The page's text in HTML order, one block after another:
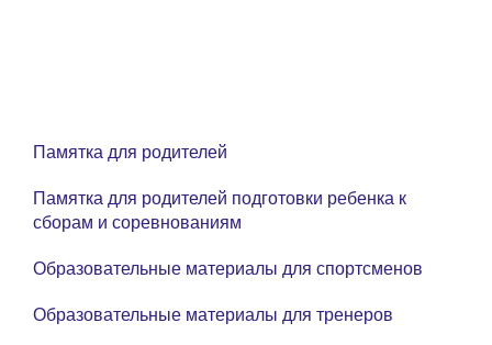
Памятка для родителей
Памятка для родителей подготовки ребенка к
сборам и соревнованиям
Образовательные материалы для спортсменов
Образовательные материалы для тренеров